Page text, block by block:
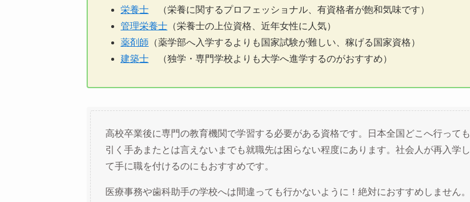
栄養士 （栄養に関するプロフェッショナル、有資格者が飽和気味です）
管理栄養士 （栄養士の上位資格、近年女性に人気）
薬剤師 （薬学部へ入学するよりも国家試験が難しい、稼げる国家資格）
建築士 （独学・専門学校よりも大学へ進学するのがおすすめ）
高校卒業後に専門の教育機関で学習する必要がある資格です。日本全国どこへ行っても
引く手あまたとは言えないまでも就職先は困らない程度にあります。社会人が再入学し
て手に職を付けるのにもおすすめです。
医療事務や歯科助手の学校へは間違っても行かないように！絶対におすすめしません。